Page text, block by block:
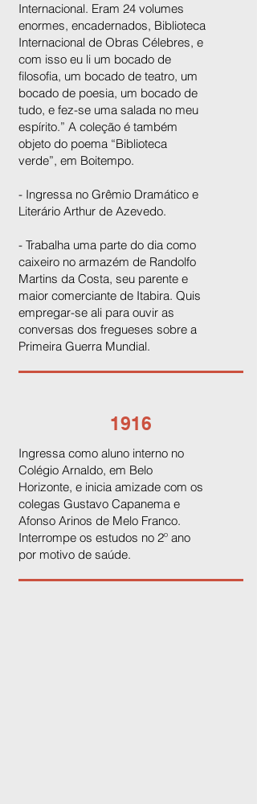
Internacional. Eram 24 volumes
enormes, encadernados, Biblioteca
Internacional de Obras Célebres, e
com isso eu li um bocado de
filosofia, um bocado de teatro, um
bocado de poesia, um bocado de
tudo, e fez-se uma salada no meu
espírito.” A coleção é também
objeto do poema “Biblioteca
verde”, em Boitempo.
- Ingressa no Grêmio Dramático e
Literário Arthur de Azevedo.
- Trabalha uma parte do dia como
caixeiro no armazém de Randolfo
Martins da Costa, seu parente e
maior comerciante de Itabira. Quis
empregar-se ali para ouvir as
conversas dos fregueses sobre a
Primeira Guerra Mundial.
1916
Ingressa como aluno interno no
Colégio Arnaldo, em Belo
Horizonte, e inicia amizade com os
colegas Gustavo Capanema e
Afonso Arinos de Melo Franco.
Interrompe os estudos no 2º ano
por motivo de saúde.